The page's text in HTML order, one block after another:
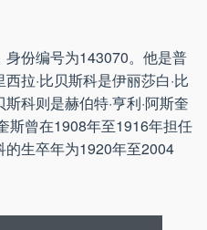
身份编号为143070。他是普
拉·比贝斯科是伊丽莎白·比
科则是赫伯特·亨利·阿斯奎
斯曾在1908年至1916年担任
的生卒年为1920年至2004